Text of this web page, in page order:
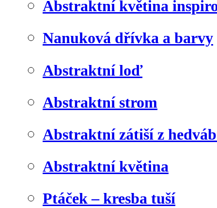
Abstraktní květina
Nanuková dřívka a barvy
Abstraktní loď
Abstraktní strom
Abstraktní zátiší z
Abstraktní květina
Ptáček – kresba tuší